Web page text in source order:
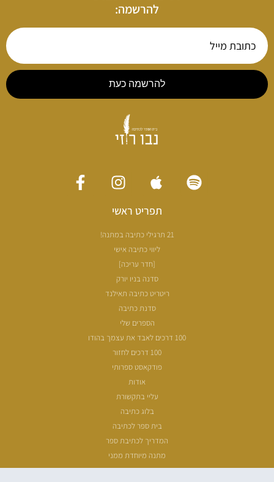
להרשמה:
להרשמה כעת
תפריט ראשי
21 תרגילי כתיבה במתנה!
ליווי כתיבה אישי
[חדר עריכה]
סדנה בניו יורק
ריטריט כתיבה תאילנד
סדנת כתיבה
הספרים שלי
100 דרכים לאבד את עצמך בהודו
100 דרכים לחזור
פודקאסט ספרותי
אודות
עליי בתקשורת
בלוג כתיבה
בית ספר לכתיבה
המדריך לכתיבת ספר
מתנה מיוחדת ממני
שעת כתיבה